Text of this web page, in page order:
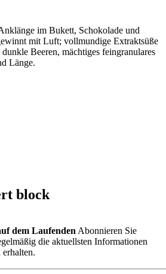
im Bukett, Schokolade und
mit Luft; vollmundige Extraktsüße
Beeren, mächtiges feingranulares
Länge.
block
dem Laufenden Abonnieren Sie
die aktuellsten Informationen